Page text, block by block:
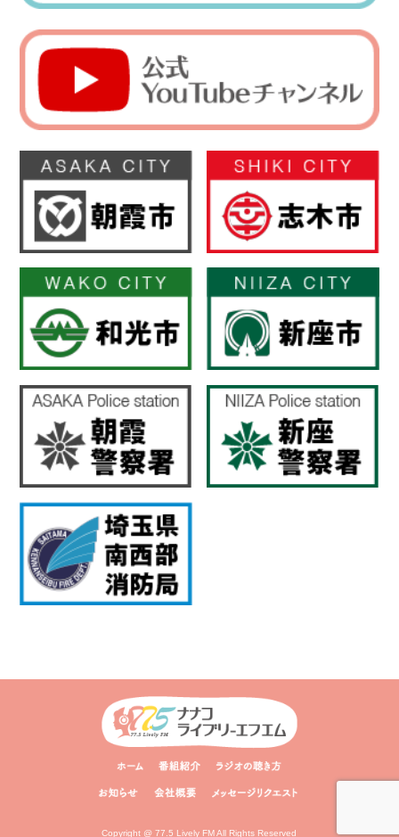
Copyright @ 77.5 Lively FM All Rights Reserved